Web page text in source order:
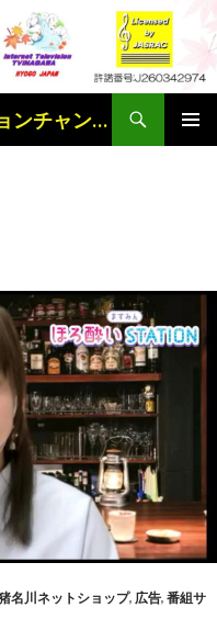
テレビ猪名川コミュニケーションチャンネル
名川ネットショップ, 広告, 番組サ